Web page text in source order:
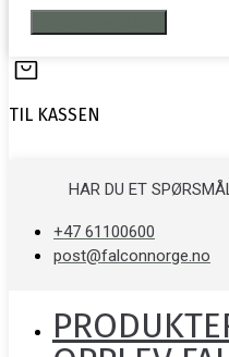
TIL KASSEN
HAR DU ET
+47 61100600
post@falconnorge.no